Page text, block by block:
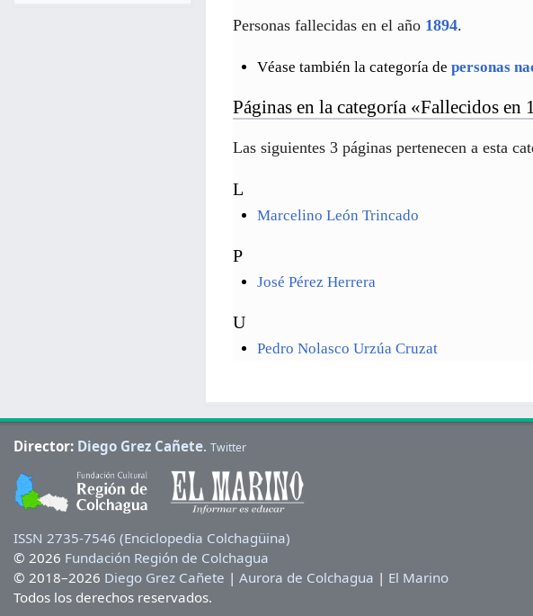
Personas fallecidas en el año 1894.
Véase también la categoría depersonas
Páginas en la categoría «Fallecidos en
Las siguientes 3 páginas pertenecen a esta
L
Marcelino León Trincado
P
José Pérez Herrera
U
Pedro Nolasco Urzúa Cruzat
Director: Diego Grez Cañete.Twitter
ISSN 2735-7546 (Enciclopedia Colchagüina)
© 2026 Fundación Región de Colchagua
© 2018–2026 Diego Grez Cañete |Aurora de Colchagua | El Marino
Todos los derechos reservados.